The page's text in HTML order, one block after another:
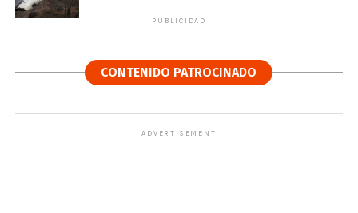
PUBLICIDAD
CONTENIDO PATROCINADO
ADVERTISEMENT